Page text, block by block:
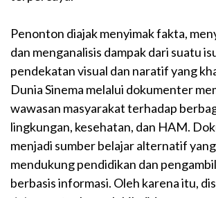
Penonton diajak menyimak fakta,
dan menganalisis dampak dari suatu
pendekatan visual dan naratif yang
Dunia Sinema melalui dokumenter
wawasan masyarakat terhadap
lingkungan, kesehatan, dan HAM.
menjadi sumber belajar alternatif
mendukung pendidikan dan
berbasis informasi. Oleh karena itu,